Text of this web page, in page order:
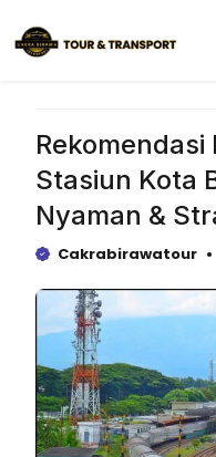
ke
Stasiun Kota
Nyaman &
Cakrabirawatour